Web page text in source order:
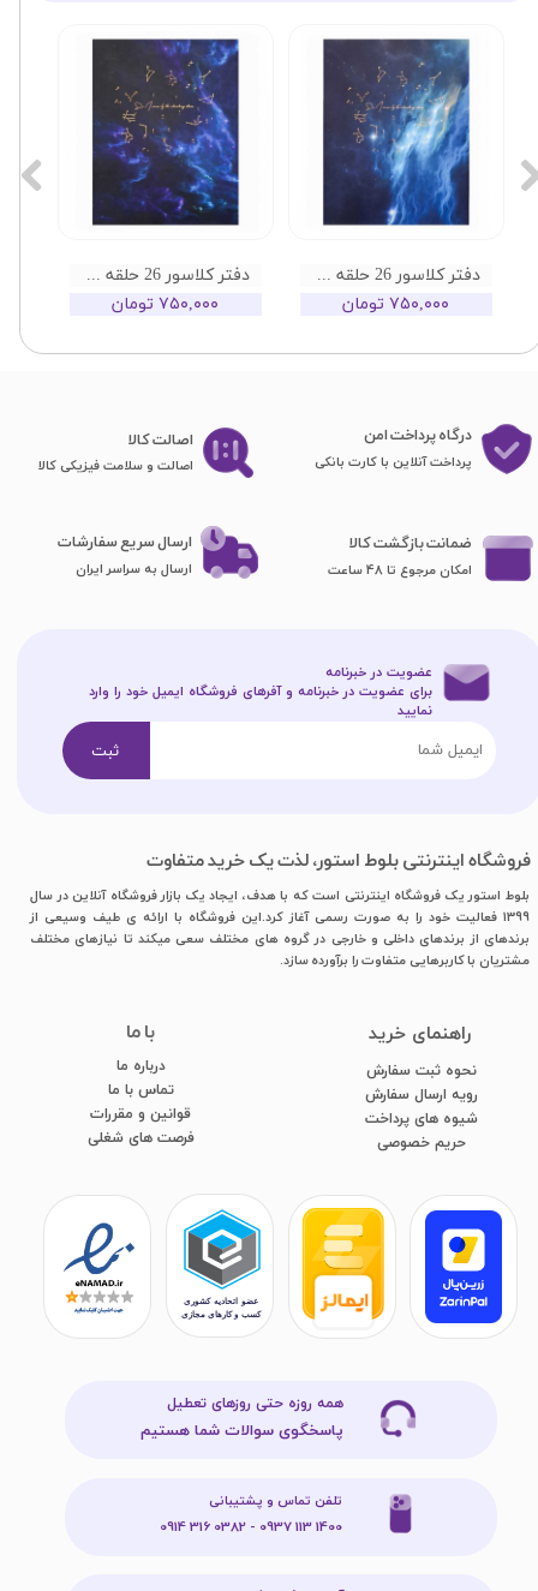
دفتر کلاسور 26 حلقه کهکشانی تینک طرح 01
۷۵۰,۰۰۰ تومان
دفتر کلاسور 26 حلقه کهکشانی تینک طرح 02
۷۵۰,۰۰۰ تومان
درگاه پرداخت امن
پرداخت آنلاین با کارت بانکی
فروشگاه اینترنتی بلوط استور، لذت یک خرید متفاوت
بلوط استور یک فروشگاه اینترنتی است که با هدف، ایجاد یک بازار فروشگاه آنلاین در سال
1399 فعالیت خود را به صورت رسمی آغاز کرد.این فروشگاه با ارائه ی طیف وسیعی از
برندهای از برندهای داخلی و خارجی در گروه های مختلف سعی میکند تا نیازهای مختلف
مشتریان با کاربرهایی متفاوت را برآورده سازد.
با ما
درباره ما
تماس با ما
قوانین و مقررات
فرصت های شغلی
​راهنمای خرید
نحوه ثبت سفارش
رویه ارسال سفارش
شیوه های پرداخت
​​​​​​​حریم خصوصی
اصا​​​​​​​لت کالا
اصالت و سلامت فیزیکی کالا
ضمانت بازگشت کالا
امکان مرجوع تا 48 ساعت
ارسال سریع سفارشات
ارسال به سراسر ایران
همه روزه حتی روزهای تعطیل
پاسخگوی سوالات شما هستیم
تلفن تماس و پشتیبانی
1400 113 0937 - 0382 316 0914
عضویت در خبرنامه
برای عضویت در خبرنامه و آفرهای فروشگاه ایمیل خود را وارد
نمایید​​​​​​​
ثبت